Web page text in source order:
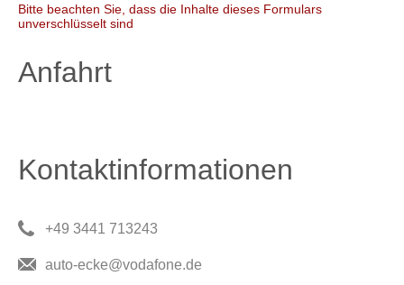
Bitte beachten Sie, dass die Inhalte dieses Formulars
unverschlüsselt sind
Anfahrt
Kontaktinformationen
+49 3441 713243
auto-ecke@vodafone.de